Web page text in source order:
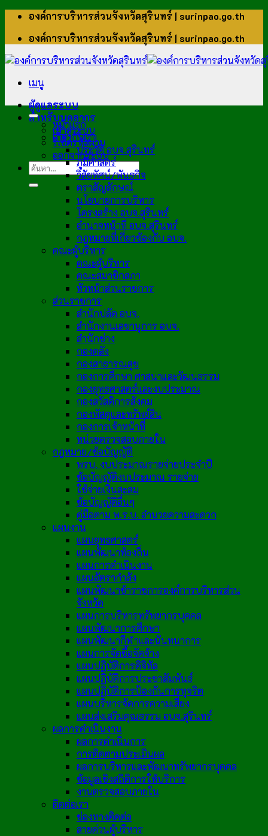
ข้าม
เนื้อหา
องค์การบริหารส่วนจังหวัดสุรินทร์ | surinpao.go.th
องค์การบริหารส่วนจังหวัดสุรินทร์ | surinpao.go.th
เมนู
ผู้ดูแลระบบ
สำหรับบุคลากร
เข้าสู่ระบบ
รีเซ็ตรหัสผ่าน
ออกจากระบบ
หน้าแรก
เกี่ยวกับเรา
ประวัติ อบจ.สุรินทร์
ภูมิศาสตร์
วิสัยทัศน์/พันธกิจ
ตราสัญลักษณ์
นโยบายการบริหาร
โครงสร้าง อบจ.สุรินทร์
อำนาจหน้าที่ อบจ.สุรินทร์
กฎหมายที่เกี่ยวข้องกับ อบจ.
คณะผู้บริหาร
คณะผู้บริหาร
คณะสมาชิกสภา
หัวหน้าส่วนราชการ
ส่วนราชการ
สำนักปลัด อบจ.
สำนักงานเลขานุการ อบจ.
สำนักช่าง
กองคลัง
กองสาธารณสุข
กองการศึกษา ศาสนาและวัฒนธรรม
กองยุทธศาสตร์และงบประมาณ
กองสวัสดิการสังคม
กองพัสดุและทรัพย์สิน
กองการเจ้าหน้าที่
หน่วยตรวจสอบภายใน
กฎหมาย/ข้อบัญญัติ
พรบ. งบประมาณรายจ่ายประจำปี
ข้อบัญญัติงบประมาณ รายจ่าย
ใช้จ่ายเงินสะสม
ข้อบัญญัติอื่นๆ
คู่มือตาม พ.ร.บ. อำนวยความสะดวก
แผนงาน
แผนยุทธศาสตร์
แผนพัฒนาท้องถิ่น
แผนการดำเนินงาน
แผนอัตรากำลัง
แผนพัฒนาข้าราชการองค์การบริหารส่วน
จังหวัด
แผนการบริหารทรัพยากรบุคคล
แผนพัฒนาการศึกษา
แผนพัฒนากีฬาและนันทนาการ
แผนการจัดซื้อจัดจ้าง
แผนปฏิบัติการดิจิทัล
แผนปฏิบัติการประชาสัมพันธ์
แผนปฏิบัติการป้องกันการทุจริต
แผนบริหารจัดการความเสี่ยง
แผนส่งเสริมคุณธรรม อบจ.สุรินทร์
ผลการดำเนินงาน
ผลการดำเนินการ
การติดตามประเมินผล
ผลการบริหารและพัฒนาทรัพยากรบุคคล
ข้อมูลเชิงสถิติการให้บริการ
งานตรวจสอบภายใน
ติดต่อเรา
ช่องทางติดต่อ
สายด่วนผู้บริหาร